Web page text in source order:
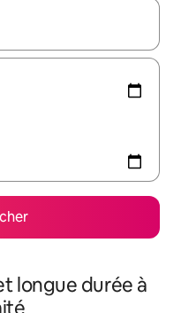
les flèches vers le
longue durée à